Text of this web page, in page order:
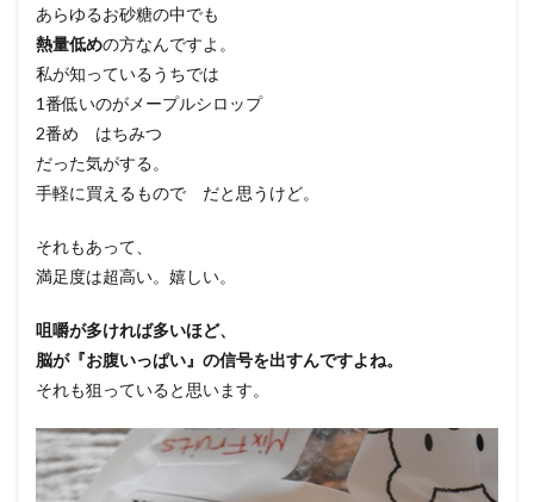
あらゆるお砂糖の中でも
熱量低めの方なんですよ。
私が知っているうちでは
1番低いのがメープルシロップ
2番め はちみつ
だった気がする。
手軽に買えるもので だと思うけど。
それもあって、
満足度は超高い。嬉しい。
咀嚼が多ければ多いほど、
脳が『お腹いっぱい』の信号を出すんですよね。
それも狙っていると思います。